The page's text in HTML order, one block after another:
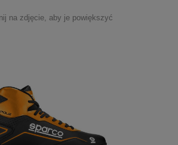
na zdjęcie, aby je powiększyć